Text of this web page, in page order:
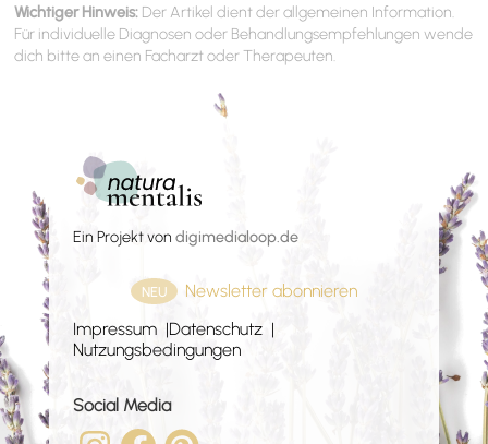
Wichtiger Hinweis: Der Artikel dient der allgemeinen Information.
Für individuelle Diagnosen oder Behandlungsempfehlungen wende
dich bitte an einen Facharzt oder Therapeuten.
Ein Projekt vondigimedialoop.de
NEU
Newsletter abonnieren
Impressum
Datenschutz
Nutzungsbedingungen
Social Media